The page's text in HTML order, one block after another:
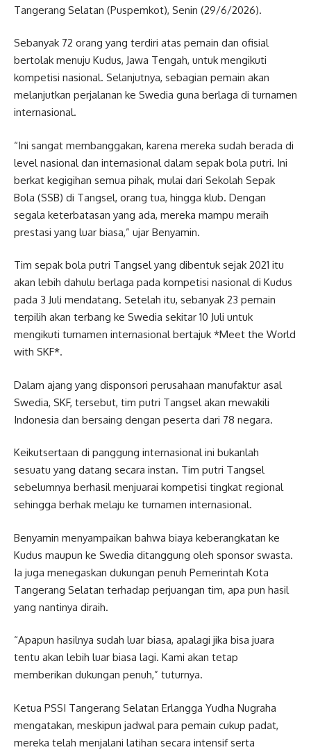
Tangerang Selatan (Puspemkot), Senin (29/6/2026).
Sebanyak 72 orang yang terdiri atas pemain dan ofisial
bertolak menuju Kudus, Jawa Tengah, untuk mengikuti
kompetisi nasional. Selanjutnya, sebagian pemain akan
melanjutkan perjalanan ke Swedia guna berlaga di turnamen
internasional.
“Ini sangat membanggakan, karena mereka sudah berada di
level nasional dan internasional dalam sepak bola putri. Ini
berkat kegigihan semua pihak, mulai dari Sekolah Sepak
Bola (SSB) di Tangsel, orang tua, hingga klub. Dengan
segala keterbatasan yang ada, mereka mampu meraih
prestasi yang luar biasa,” ujar Benyamin.
Tim sepak bola putri Tangsel yang dibentuk sejak 2021 itu
akan lebih dahulu berlaga pada kompetisi nasional di Kudus
pada 3 Juli mendatang. Setelah itu, sebanyak 23 pemain
terpilih akan terbang ke Swedia sekitar 10 Juli untuk
mengikuti turnamen internasional bertajuk *Meet the World
with SKF*.
Dalam ajang yang disponsori perusahaan manufaktur asal
Swedia, SKF, tersebut, tim putri Tangsel akan mewakili
Indonesia dan bersaing dengan peserta dari 78 negara.
Keikutsertaan di panggung internasional ini bukanlah
sesuatu yang datang secara instan. Tim putri Tangsel
sebelumnya berhasil menjuarai kompetisi tingkat regional
sehingga berhak melaju ke turnamen internasional.
Benyamin menyampaikan bahwa biaya keberangkatan ke
Kudus maupun ke Swedia ditanggung oleh sponsor swasta.
Ia juga menegaskan dukungan penuh Pemerintah Kota
Tangerang Selatan terhadap perjuangan tim, apa pun hasil
yang nantinya diraih.
“Apapun hasilnya sudah luar biasa, apalagi jika bisa juara
tentu akan lebih luar biasa lagi. Kami akan tetap
memberikan dukungan penuh,” tuturnya.
Ketua PSSI Tangerang Selatan Erlangga Yudha Nugraha
mengatakan, meskipun jadwal para pemain cukup padat,
mereka telah menjalani latihan secara intensif serta